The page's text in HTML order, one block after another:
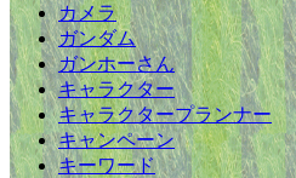
カメラ
ガンダム
ガンホーさん
キャラクター
キャラクタープランナー
キャンペーン
キーワード